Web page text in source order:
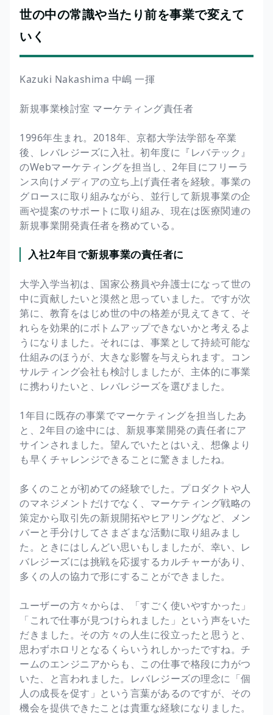
世の中の常識や当たり前を事業で変えて
いく
Kazuki Nakashima 中嶋 一揮
新規事業検討室 マーケティング責任者
1996年生まれ。2018年、京都大学法学部を卒業
後、レバレジーズに入社。初年度に『レバテック』
のWebマーケティングを担当し、2年目にフリーラ
ンス向けメディアの立ち上げ責任者を経験。事業の
グロースに取り組みながら、並行して新規事業の企
画や提案のサポートに取り組み、現在は医療関連の
新規事業開発責任者を務めている。
入社2年目で新規事業の責任者に
大学入学当初は、国家公務員や弁護士になって世の
中に貢献したいと漠然と思っていました。ですが次
第に、教育をはじめ世の中の格差が見えてきて、そ
れらを効果的にボトムアップできないかと考えるよ
うになりました。それには、事業として持続可能な
仕組みのほうが、大きな影響を与えられます。コン
サルティング会社も検討しましたが、主体的に事業
に携わりたいと、レバレジーズを選びました。
1年目に既存の事業でマーケティングを担当したあ
と、2年目の途中には、新規事業開発の責任者にア
サインされました。望んでいたとはいえ、想像より
も早くチャレンジできることに驚きましたね。
多くのことが初めての経験でした。プロダクトや人
のマネジメントだけでなく、マーケティング戦略の
策定から取引先の新規開拓やヒアリングなど、メン
バーと手分けしてさまざまな活動に取り組みまし
た。ときにはしんどい思いもしましたが、幸い、レ
バレジーズには挑戦を応援するカルチャーがあり、
多くの人の協力で形にすることができました。
ユーザーの方々からは、「すごく使いやすかった」
「これで仕事が見つけられました」という声をいた
だきました。その方々の人生に役立ったと思うと、
思わずホロリとなるくらいうれしかったですね。チ
ームのエンジニアからも、この仕事で格段に力がつ
いた、と言われました。レバレジーズの理念に「個
人の成長を促す」という言葉があるのですが、その
機会を提供できたことは貴重な経験になりました。